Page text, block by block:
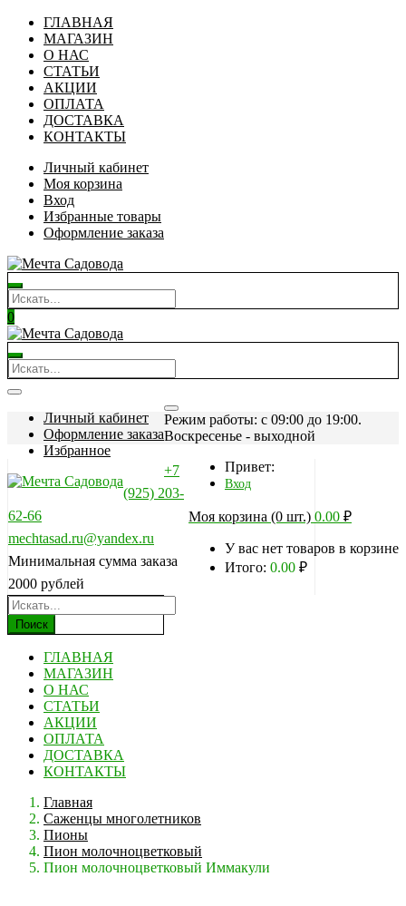
ГЛАВНАЯ
МАГАЗИН
О НАС
СТАТЬИ
АКЦИИ
ОПЛАТА
ДОСТАВКА
КОНТАКТЫ
Личный кабинет
Моя корзина
Вход
Избранные товары
Оформление заказа
0
Личный кабинет
Оформление заказа
Избранное
Режим работы: c 09:00 до 19:00.
Воскресенье - выходной
Привет:
Вход
Моя корзина (0 шт.) 0.00 ₽
У вас нет товаров в корзине
Итого: 0.00 ₽
+7
(925) 203-
62-66
mechtasad.ru@yandex.ru
Минимальная сумма заказа
2000 рублей
Поиск
ГЛАВНАЯ
МАГАЗИН
О НАС
СТАТЬИ
АКЦИИ
ОПЛАТА
ДОСТАВКА
КОНТАКТЫ
Главная
Саженцы многолетников
Пионы
Пион молочноцветковый
Пион молочноцветковый Иммакули